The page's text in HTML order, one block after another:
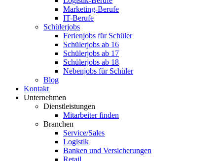
Marketing-Berufe
IT-Berufe
Schülerjobs
Ferienjobs für Schüler
Schülerjobs ab 16
Schülerjobs ab 17
Schülerjobs ab 18
Nebenjobs für Schüler
Blog
Kontakt
Unternehmen
Dienstleistungen
Mitarbeiter finden
Branchen
Service/Sales
Logistik
Banken und Versicherungen
Retail